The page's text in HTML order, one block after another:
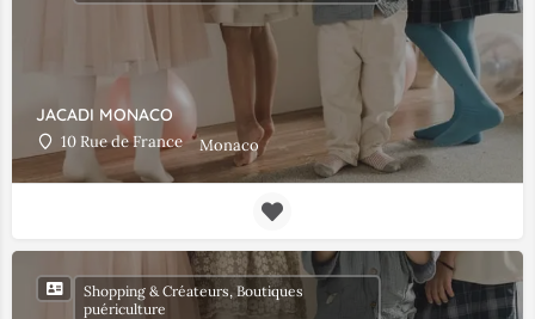
JACADI MONACO
10 Rue de France Monaco
Shopping & Créateurs, Boutiques
puériculture